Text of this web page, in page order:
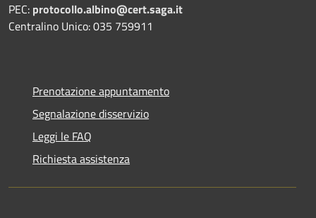
PEC: protocollo.albino@cert.saga.it
Centralino Unico: 035 759911
Prenotazione appuntamento
Segnalazione disservizio
Leggi le FAQ
Richiesta assistenza